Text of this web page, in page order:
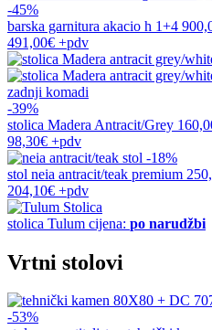
-45%
barska garnitura akacio h 1+4
491,00€ +pdv
zadnji komadi
-39%
stolica Madera Antracit/Grey
98,30€ +pdv
-18%
stol neia antracit/teak premium
204,10€ +pdv
stolica Tulum cijena: po narudžbi
Vrtni stolovi
-53%